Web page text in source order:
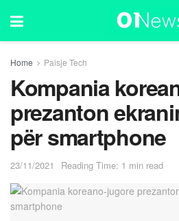
Home Paisje Tech
Kompania
prezanton
për smartphone
23/11/2021 Reading Time: 1 min read